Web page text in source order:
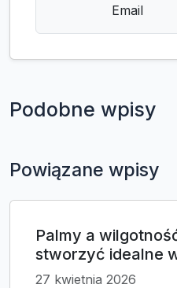
Email
Podobne wpisy
Powiązane wpisy
Palmy a
stworzyć idealne
27 kwietnia 2026